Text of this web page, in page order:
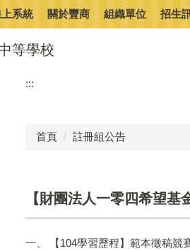
等學校
系統 關於豐商 組織單位 招生
:::
首頁 註冊組公告
【財團法人一零四希望
一、 【104學習歷程】範本徵稿競